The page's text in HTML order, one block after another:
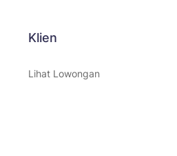
Klien
Lihat Lowongan